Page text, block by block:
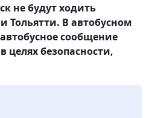
не будут ходить
Тольятти. В автобусном
сообщение
целях безопасности,